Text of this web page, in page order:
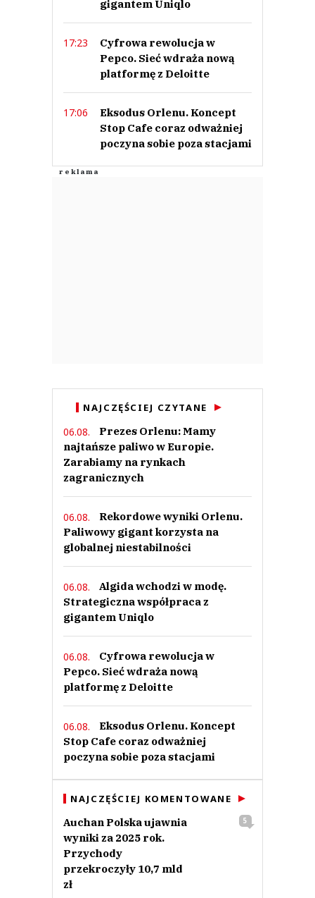
This comment was minimized by the moderator on the site
procesie pasteryzacji nic tam nie zostaje naturalnego.
Nickt
Odpowiedz
0
0
Nie znaleziono komentarzy
Zostaw swoje komentarze
Imię (Wymagane)
gigantem Uniqlo
17:23
Cyfrowa rewolucja w
Pepco. Sieć wdraża nową
platformę z Deloitte
17:06
Eksodus Orlenu. Koncept
Stop Cafe coraz odważniej
poczyna sobie poza stacjami
NAJCZĘŚCIEJ CZYTANE
06.08.
Prezes Orlenu: Mamy
najtańsze paliwo w Europie.
Zarabiamy na rynkach
zagranicznych
06.08.
Rekordowe wyniki Orlenu.
Paliwowy gigant korzysta na
globalnej niestabilności
06.08.
Algida wchodzi w modę.
Strategiczna współpraca z
gigantem Uniqlo
06.08.
Cyfrowa rewolucja w
Pepco. Sieć wdraża nową
platformę z Deloitte
06.08.
Eksodus Orlenu. Koncept
Stop Cafe coraz odważniej
poczyna sobie poza stacjami
NAJCZĘŚCIEJ KOMENTOWANE
Auchan Polska ujawnia
wyniki za 2025 rok.
Przychody
przekroczyły 10,7 mld
zł
5